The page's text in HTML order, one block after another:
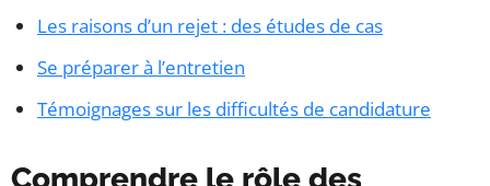
Les raisons d’un rejet : des études de cas
Se préparer à l’entretien
Témoignages sur les difficultés de candidature
Comprendre le rôle des